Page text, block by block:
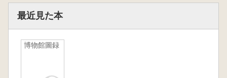
最近見た本
博物館圖録